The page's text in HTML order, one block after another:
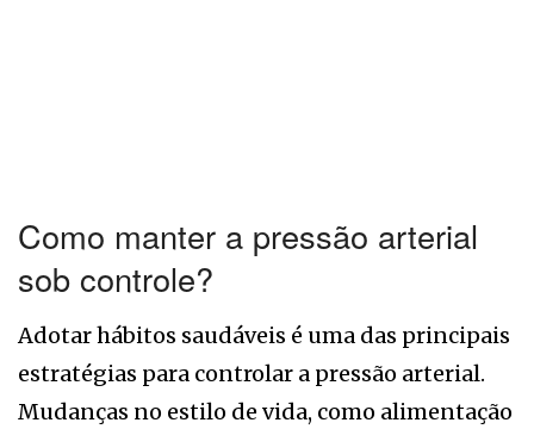
Como manter a pressão arterial
sob controle?
Adotar hábitos saudáveis é uma das principais
estratégias para controlar a pressão arterial.
Mudanças no estilo de vida, como alimentação